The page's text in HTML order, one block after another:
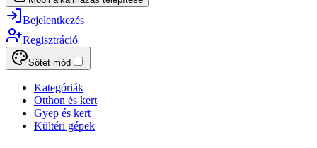
Bejelentkezés
Regisztráció
Sötét mód
Kategóriák
Otthon és kert
Gyep és kert
Kültéri gépek